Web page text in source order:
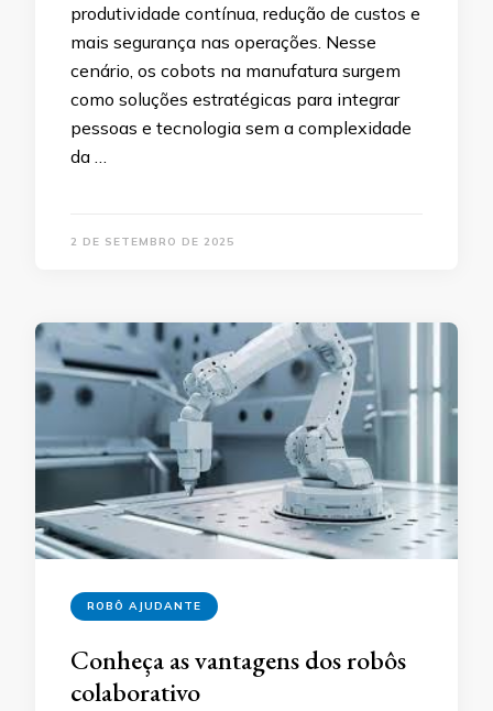
produtividade contínua, redução de custos e
mais segurança nas operações. Nesse
cenário, os cobots na manufatura surgem
como soluções estratégicas para integrar
pessoas e tecnologia sem a complexidade
da …
2 DE SETEMBRO DE 2025
ROBÔ AJUDANTE
Conheça as vantagens dos robôs
colaborativo